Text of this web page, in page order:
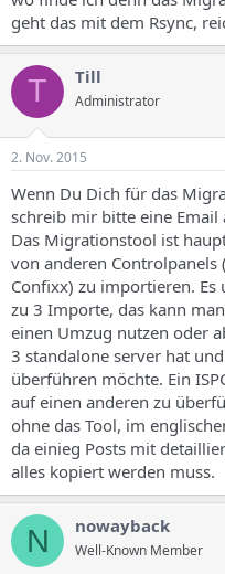
geht das mit dem Rsync,
T Till
Administrator
2. Nov. 2015
Wenn Du Dich für das
schreib mir bitte eine
Das Migrationstool ist
von anderen Controlpanels
Confixx) zu importieren. Es
zu 3 Importe, das kann
einen Umzug nutzen oder
3 standalone server hat
überführen möchte. Ein
auf einen anderen zu
ohne das Tool, im
da einieg Posts mit
alles kopiert werden muss.
N nowayback
Well-Known Member